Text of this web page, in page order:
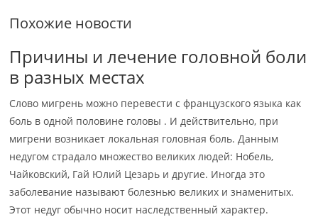
Похожие новости
Причины и лечение головной боли
в разных местах
Слово мигрень можно перевести с французского языка как
боль в одной половине головы . И действительно, при
мигрени возникает локальная головная боль. Данным
недугом страдало множество великих людей: Нобель,
Чайковский, Гай Юлий Цезарь и другие. Иногда это
заболевание называют болезнью великих и знаменитых.
Этот недуг обычно носит наследственный характер.